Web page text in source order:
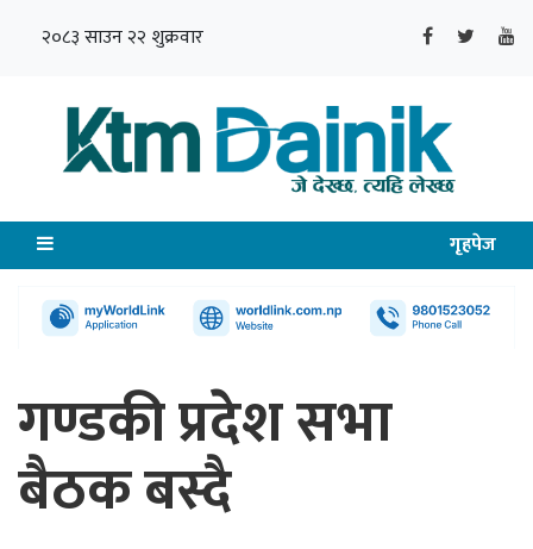
२०८३ साउन २२ शुक्रवार
गृहपेज
गण्डकी प्रदेश सभा
बैठक बस्दै